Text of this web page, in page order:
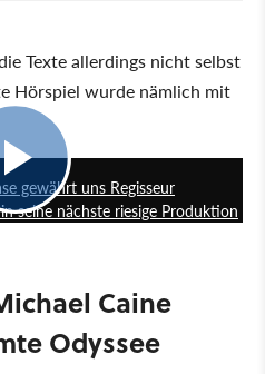
Texte allerdings nicht selbst
Hörspiel wurde nämlich mit
gewährt uns Regisseur
seine nächste riesige Produktion
Caine
Odyssee